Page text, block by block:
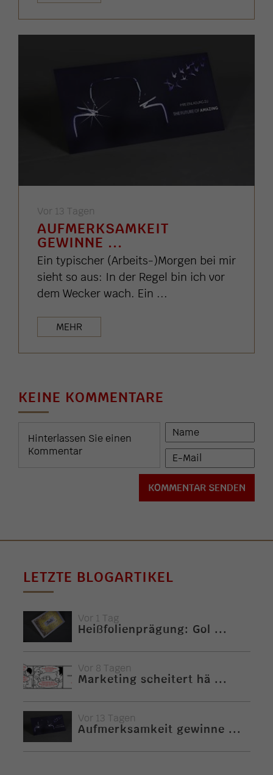
Vor 13 Tagen
AUFMERKSAMKEIT
GEWINNE ...
Ein typischer (Arbeits-)Morgen bei mir
sieht so aus: In der Regel bin ich vor
dem Wecker wach. Ein ...
MEHR
KEINE KOMMENTARE
LETZTE BLOGARTIKEL
Vor 1 Tag
Heißfolienprägung: Gol ...
Vor 8 Tagen
Marketing scheitert hä ...
Vor 13 Tagen
Aufmerksamkeit gewinne ...